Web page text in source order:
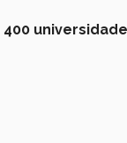
400